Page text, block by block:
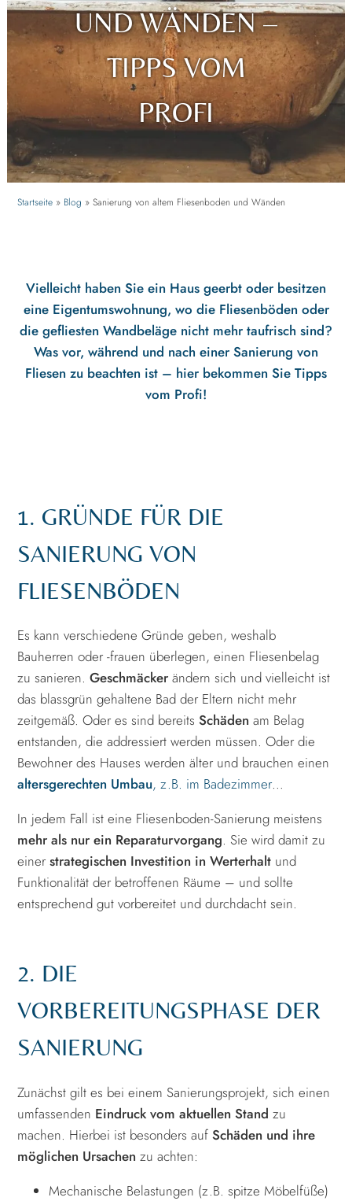
UND WÄNDEN–
TIPPS VOM
PROFI
Startseite » Blog »Sanierung von altem Fliesenboden und Wänden
Vielleicht haben Sie ein Haus geerbt oder besitzen
eine Eigentumswohnung, wo die Fliesenböden oder
die gefliesten Wandbeläge nicht mehr taufrisch sind?
Was vor, während und nach einer Sanierung von
Fliesen zu beachten ist – hier bekommen Sie Tipps
vom Profi!
1. GRÜNDE FÜR DIE
SANIERUNG VON
FLIESENBÖDEN
Es kann verschiedene Gründe geben, weshalb
Bauherren oder -frauen überlegen, einen Fliesenbelag
zu sanieren.Geschmäcker ändern sich und vielleicht ist
das blassgrün gehaltene Bad der Eltern nicht mehr
zeitgemäß. Oder es sind bereitsSchäden am Belag
entstanden, die addressiert werden müssen. Oder die
Bewohner des Hauses werden älter und brauchen einen
altersgerechten Umbau, z.B. im Badezimmer…
In jedem Fall ist eine Fliesenboden-Sanierung meistens
mehr als nur ein Reparaturvorgang. Sie wird damit zu
einerstrategischen Investition in Werterhalt und
Funktionalität der betroffenen Räume – und sollte
entsprechend gut vorbereitet und durchdacht sein.
2. DIE
VORBEREITUNGSPHASE DER
SANIERUNG
Zunächst gilt es bei einem Sanierungsprojekt, sich einen
umfassenden Eindruck vom aktuellen Stand zu
machen. Hierbei ist besonders aufSchäden und ihre
möglichen Ursachen zu achten:
Mechanische Belastungen (z.B. spitze Möbelfüße)